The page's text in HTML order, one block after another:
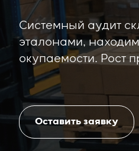
Системный аудит
эталонами,
окупаемости. Рост
Оставить заявку